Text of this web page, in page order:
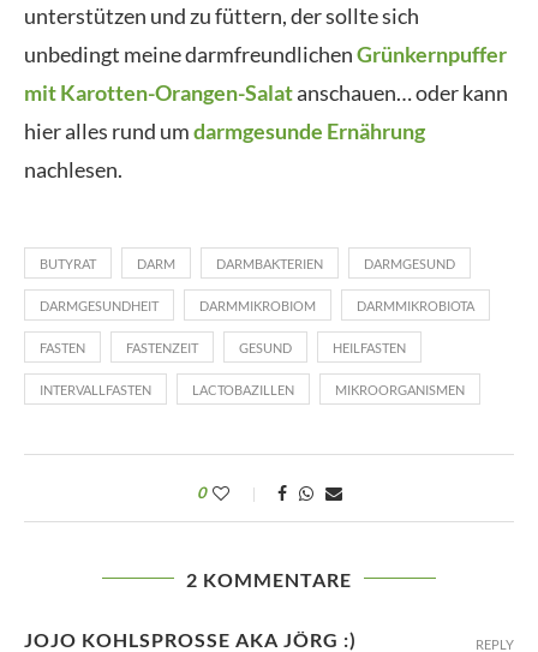
unterstützen und zu füttern, der sollte sich
unbedingt meine darmfreundlichenGrünkernpuffer
mit Karotten-Orangen-Salatanschauen… oder kann
hier alles rund umdarmgesunde Ernährung
nachlesen.
BUTYRAT DARM DARMBAKTERIEN DARMGESUND
DARMGESUNDHEIT DARMMIKROBIOM DARMMIKROBIOTA
FASTEN FASTENZEIT GESUND HEILFASTEN
INTERVALLFASTEN LACTOBAZILLEN MIKROORGANISMEN
0
2 KOMMENTARE
JOJO KOHLSPROSSE AKA JÖRG :) REPLY